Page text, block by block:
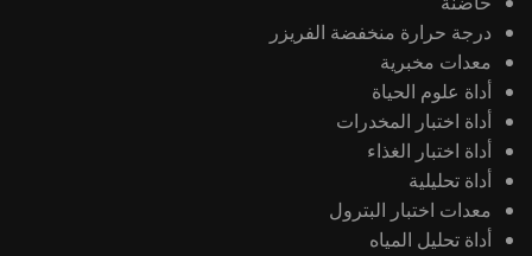
درجة حرارة منخفضة الفريزر
معدات مخبرية
أداة علوم الحياة
أداة اختبار المخدرات
أداة اختبار الغذاء
أداة تحليلية
معدات اختبار البترول
أداة تحليل المياه